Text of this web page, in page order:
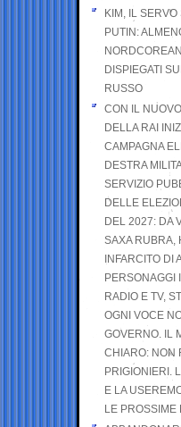
KIM, IL SERVO
PUTIN:
DISPIEGATI
RUSSO
CON IL
DELLA RAI
CAMPAGNA
DESTRA
SERVIZIO
DELLE
DEL 2027: DA
SAXA RUBRA,
INFARCITO DI
PERSONAGGI
RADIO E TV,
OGNI VOCE
GOVERNO. IL
CHIARO: NON
PRIGIONIERI.
E LA
LE PROSSIME